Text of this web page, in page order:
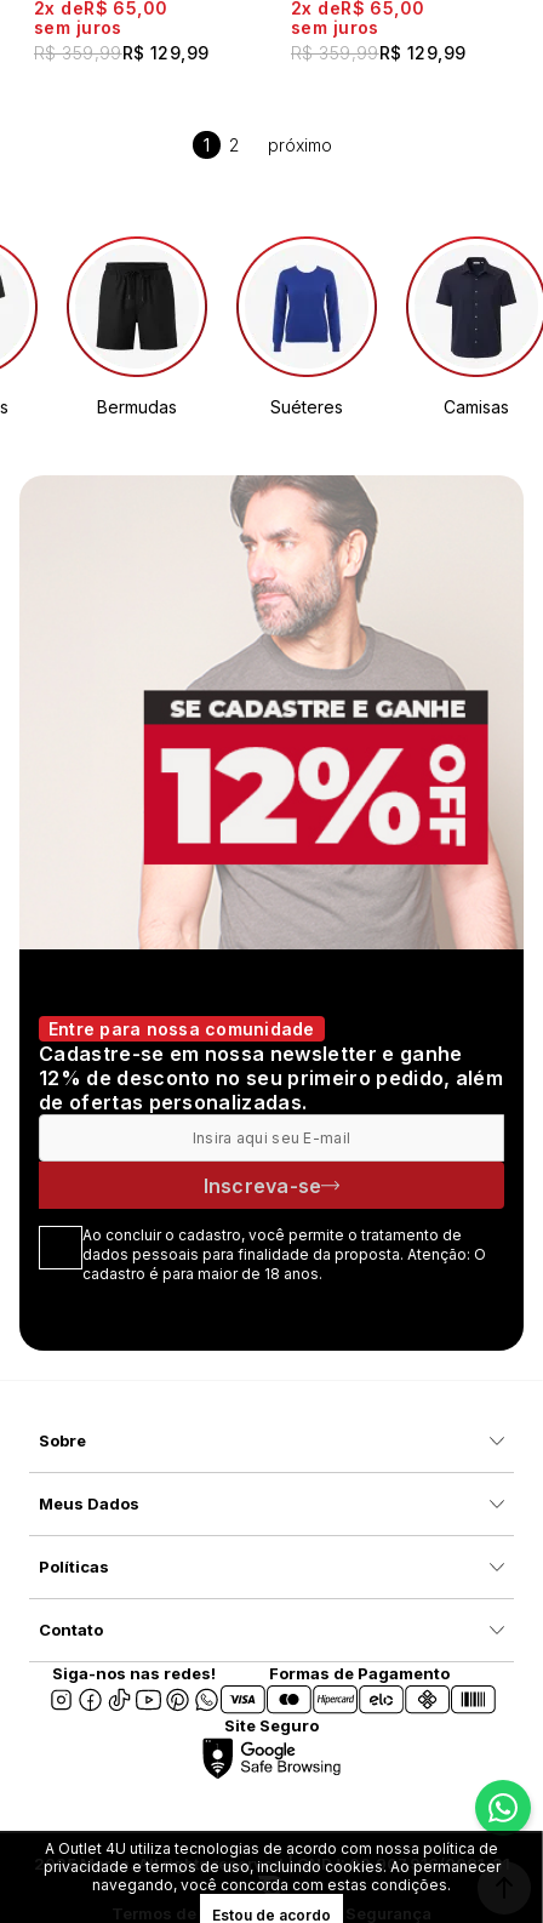
R$ 359,99R$ 129,99
2x
R$ 65,00
sem juros
R$ 359,99R$ 129,99
2x
R$ 65,00
sem juros
1 2
Bermudas Suéteres Camisas
Entre para nossa comunidade
Cadastre-se em nossa newsletter e ganhe
12% de desconto no seu primeiro pedido, além
de ofertas personalizadas.
Inscreva-se
Ao concluir o cadastro, você permite o tratamento de
dados pessoais para finalidade da proposta. Atenção: O
cadastro é para maior de 18 anos.
Sobre
Meus Dados
Políticas
Contato
Siga-nos nas redes! Formas de Pagamento
Site Seguro
2025 Marca. All rights reserved | CNPJ: 08.907.916/0001-31
Termos de UsoPrivacidade e Segurança
A Outlet 4U utiliza tecnologias de acordo com nossa política de
privacidade e termos de uso, incluindo cookies. Ao permanecer
navegando, você concorda com estas condições.
Estou de acordo